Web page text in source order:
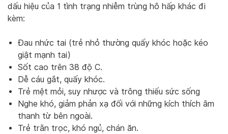
dấu hiệu của 1 tình trạng nhiễm trùng hô hấp khác đi
kèm:
Đau nhức tai (trẻ nhỏ thường quấy khóc hoặc kéo
giật mạnh tai)
Sốt cao trên 38 độ C.
Dễ cáu gắt, quấy khóc.
Trẻ mệt mỏi, suy nhược và trông thiếu sức sống
Nghe khó, giảm phản xạ đối với những kích thích âm
thanh từ bên ngoài.
Trẻ trằn trọc, khó ngủ, chán ăn.